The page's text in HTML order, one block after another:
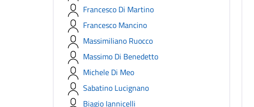
Francesco Di Martino
Francesco Mancino
Massimiliano Ruocco
Massimo Di Benedetto
Michele Di Meo
Sabatino Lucignano
Biagio Iannicelli